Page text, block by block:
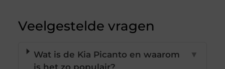
Veelgestelde vragen
Wat is de Kia Picanto en waarom
▼